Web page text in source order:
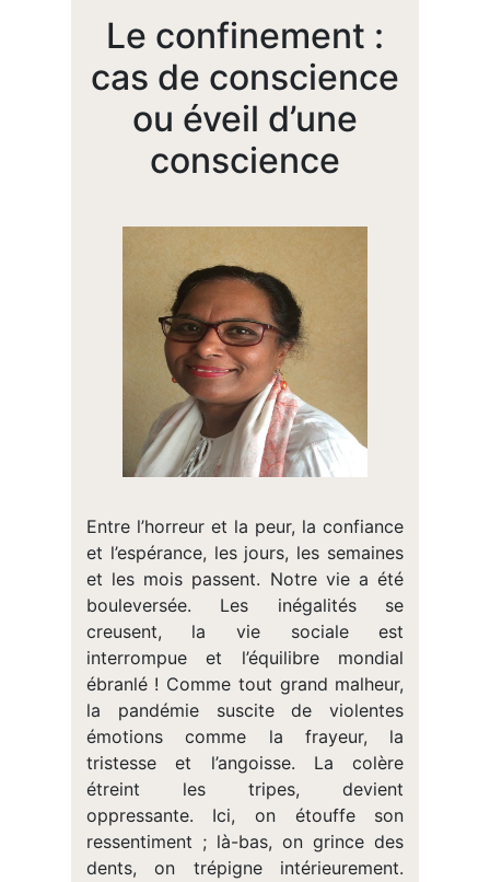
Le confinement :
cas de conscience
ou éveil d’une
conscience
Entre l’horreur et la peur, la confiance
et l’espérance, les jours, les semaines
et les mois passent. Notre vie a été
bouleversée. Les inégalités se
creusent, la vie sociale est
interrompue et l’équilibre mondial
ébranlé ! Comme tout grand malheur,
la pandémie suscite de violentes
émotions comme la frayeur, la
tristesse et l’angoisse. La colère
étreint les tripes, devient
oppressante. Ici, on étouffe son
ressentiment ; là-bas, on grince des
dents, on trépigne intérieurement.